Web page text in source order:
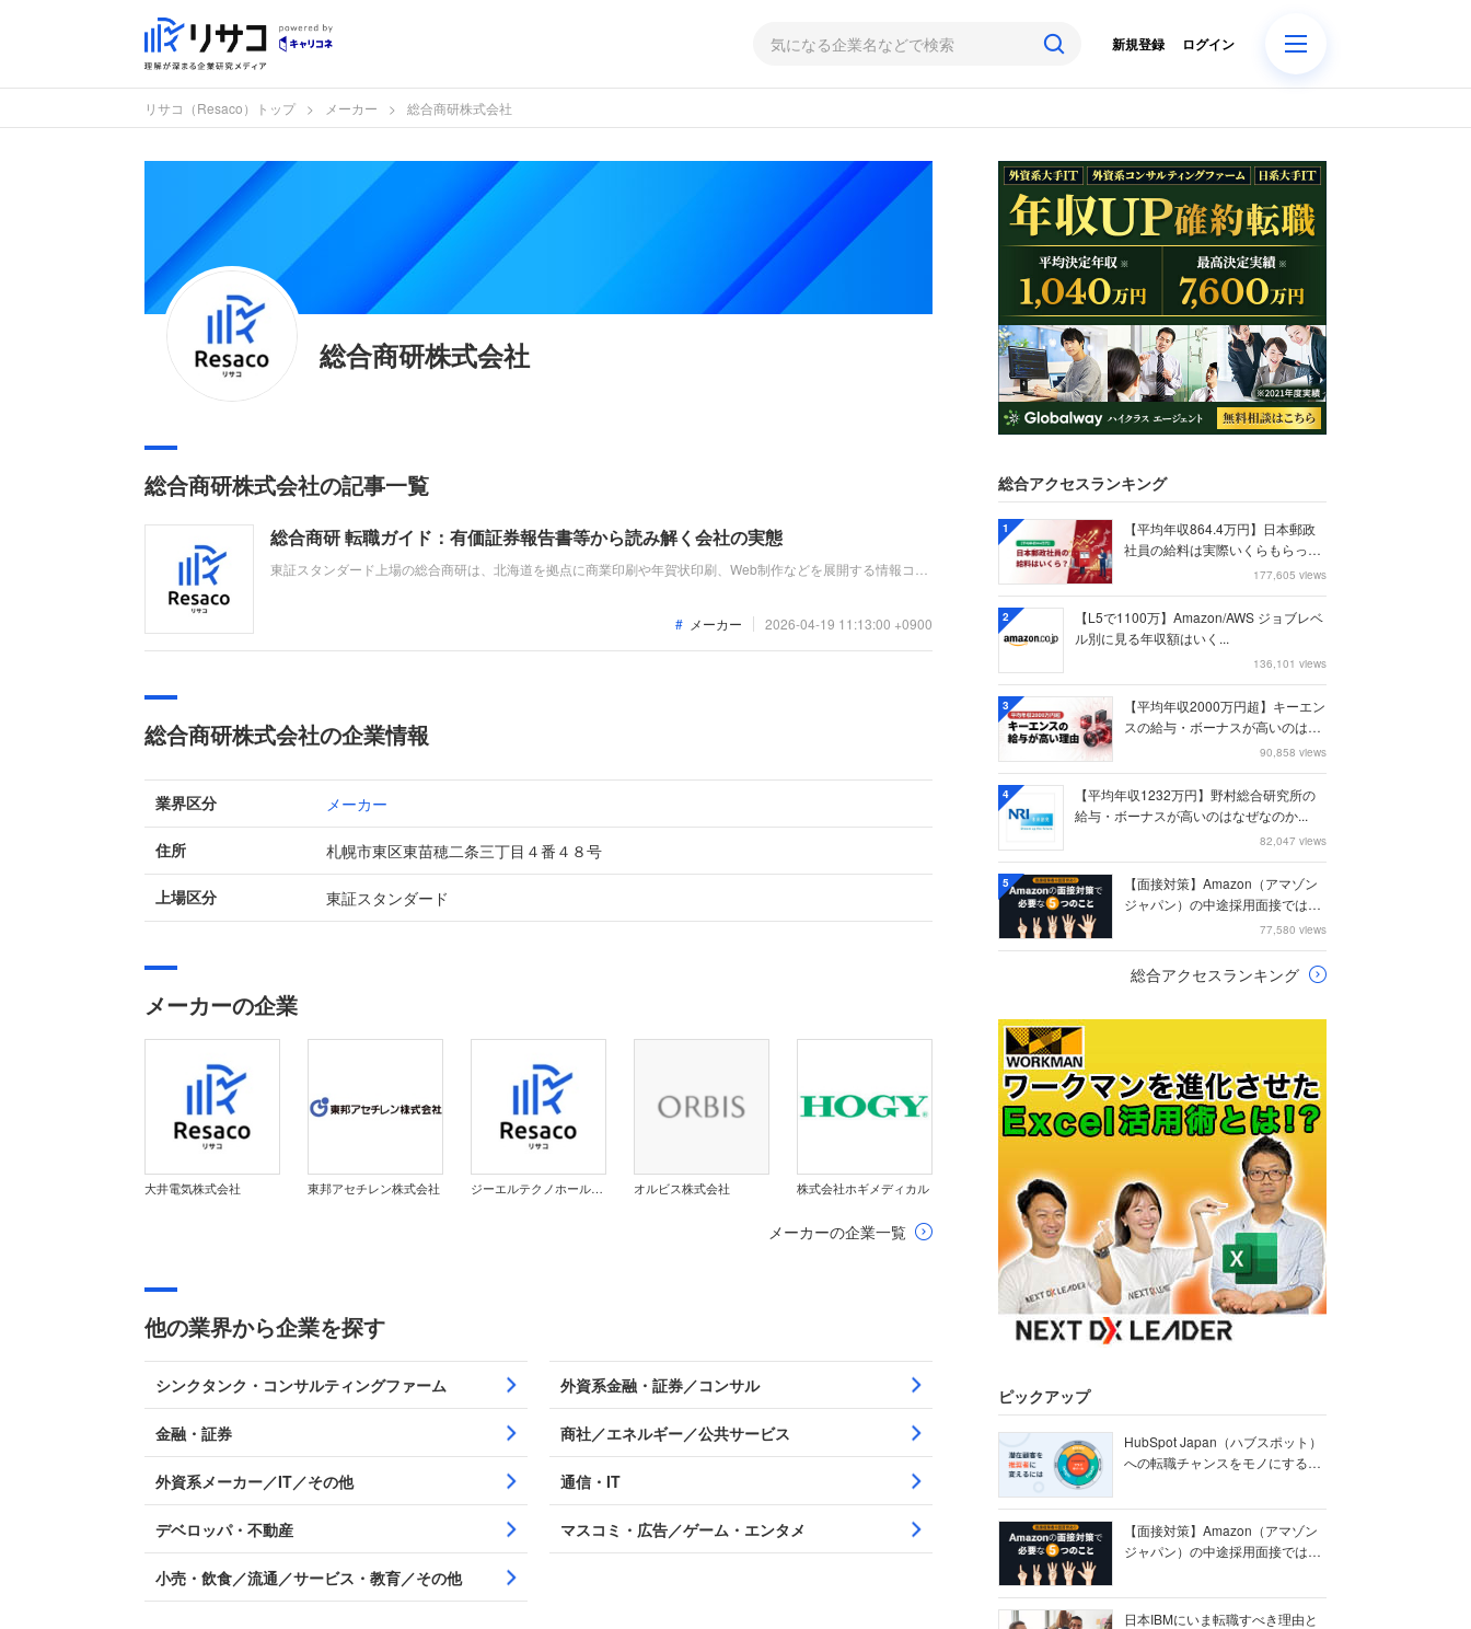
ログイン
新規登録
リサコ（Resaco）トップ メーカー 総合商研株式会社
総合商研株式会社
総合商研株式会社の記事一覧
総合商研 転職ガイド：有価証券報告書等から読み解く会社の実態
東証スタンダード上場の総合商研は、北海道を拠点に商業印刷や年賀状印刷、Web制作などを展開する情報コミ
メーカー 2026-04-19 11:13:00 +0900
総合商研株式会社の企業情報
業界区分 メーカー
住所 札幌市東区東苗穂二条三丁目４番４８号
上場区分 東証スタンダード
メーカーの企業
大井電気株式会社 東邦アセチレン株式会社 ジーエルテクノホールディングス株式会社 オルビス株式会社 株式会社ホギメディカル
メーカーの企業一覧
他の業界から企業を探す
シンクタンク・コンサルティングファーム 外資系金融・証券／コンサル
金融・証券 商社／エネルギー／公共サービス
外資系メーカー／IT／その他 通信・IT
デベロッパ・不動産 マスコミ・広告／ゲーム・エンタメ
小売・飲食／流通／サービス・教育／その他
総合アクセスランキング
1
【平均年収864.4万円】日本郵政
社員の給料は実際いくらもらって
177,605 views
2
【L5で1100万】Amazon/AWS ジョブレベ
ル別に見る年収額はいく...
136,101 views
3
【平均年収2000万円超】キーエン
スの給与・ボーナスが高いのはな
90,858 views
4
【平均年収1232万円】野村総合研究所の
給与・ボーナスが高いのはなぜなのか...
82,047 views
5
【面接対策】Amazon（アマゾン
ジャパン）の中途採用面接では何
77,580 views
総合アクセスランキング
ピックアップ
HubSpot Japan（ハブスポット）
への転職チャンスをモノにする
【面接対策】Amazon（アマゾン
ジャパン）の中途採用面接では何
日本IBMにいま転職すべき理由と